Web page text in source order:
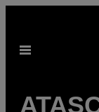
contenido
Abrir